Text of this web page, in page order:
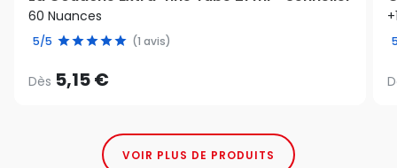
60 Nuances
5/5 (1 avis)
Dès 5,15 €
VOIR PLUS DE PRODUITS